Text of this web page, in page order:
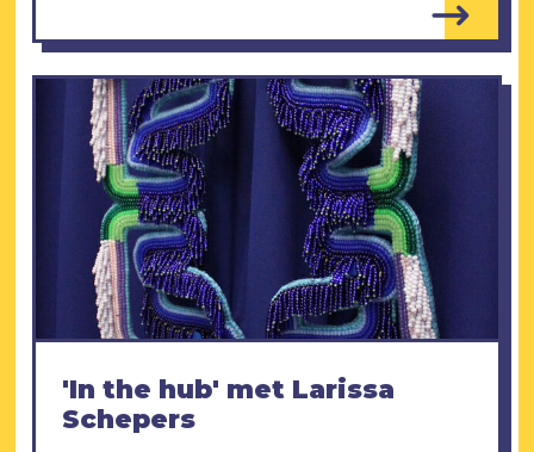
'In the hub' met Larissa
Schepers